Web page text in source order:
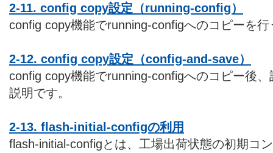
2-11. config copy設定（running-config）
config copy機能でrunning-configへのコピーを
2-12. config copy設定（config-and-save）
config copy機能でrunning-configへのコピー後
説明です。
2-13. flash-initial-configの利用
flash-initial-configとは、工場出荷状態の初期コ